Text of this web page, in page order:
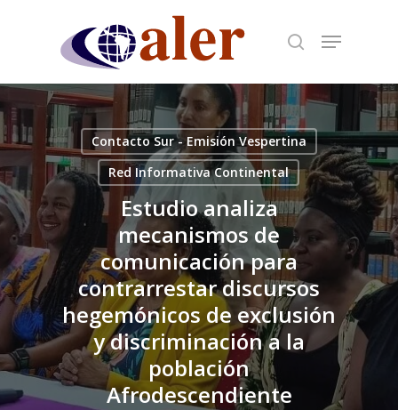
content
Contacto Sur - Emisión Vespertina
Red Informativa Continental
Estudio analiza
mecanismos de
comunicación para
contrarrestar discursos
hegemónicos de exclusión
y discriminación a la
población
Afrodescendiente